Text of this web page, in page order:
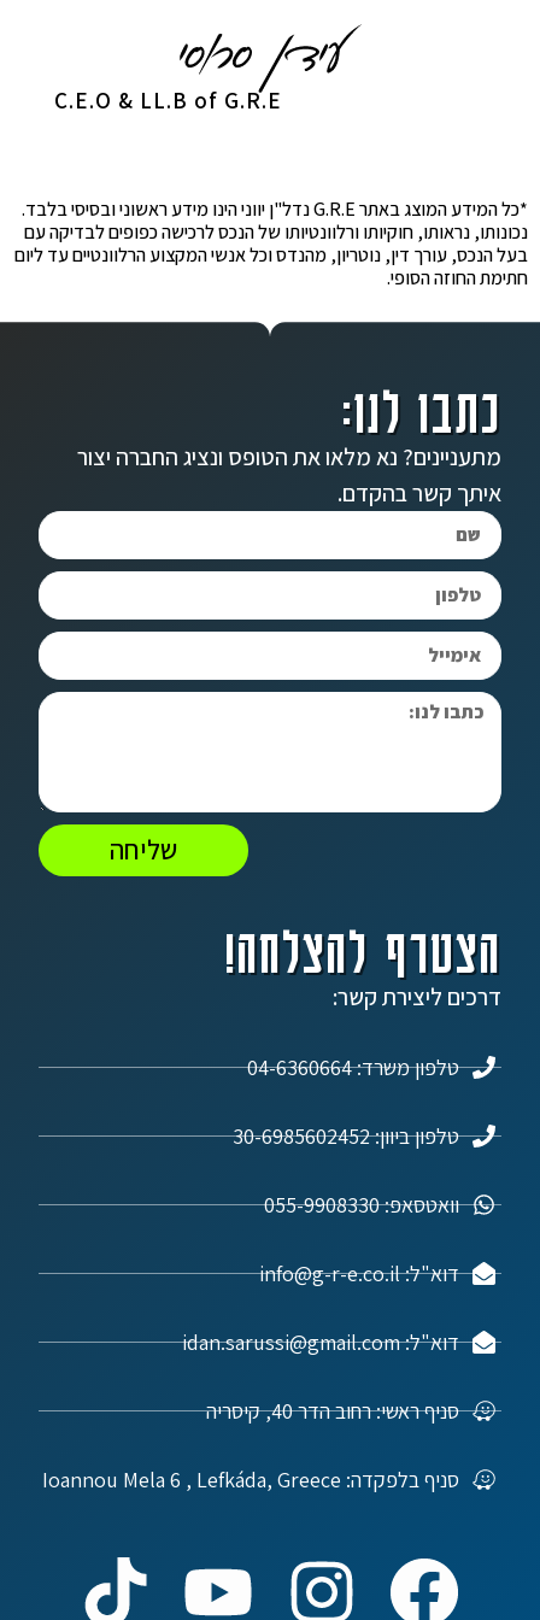
C.E.O & LL.B of G.R.E
*כל המידע המוצג באתר G.R.E נדל"ן יווני הינו מידע ראשוני ובסיסי בלבד.
נכונותו, נראותו, חוקיותו ורלוונטיותו של הנכס לרכישה כפופים לבדיקה עם
בעל הנכס, עורך דין, נוטריון, מהנדס וכל אנשי המקצוע הרלוונטיים עד ליום
חתימת החוזה הסופי.
הצטרף להצלחה!
דרכים ליצירת קשר:
טלפון משרד: 04-6360664
טלפון ביוון: 30-6985602452
וואטסאפ: 055-9908330
דוא"ל: info@g-r-e.co.il
דוא"ל: idan.sarussi@gmail.com
סניף ראשי: רחוב הדר 40, קיסריה
סניף בלפקדה: Ioannou Mela 6 , Lefkáda, Greece
כתבו לנו:
מתעניינים? נא מלאו את הטופס ונציג החברה יצור
איתך קשר בהקדם.
שליחה